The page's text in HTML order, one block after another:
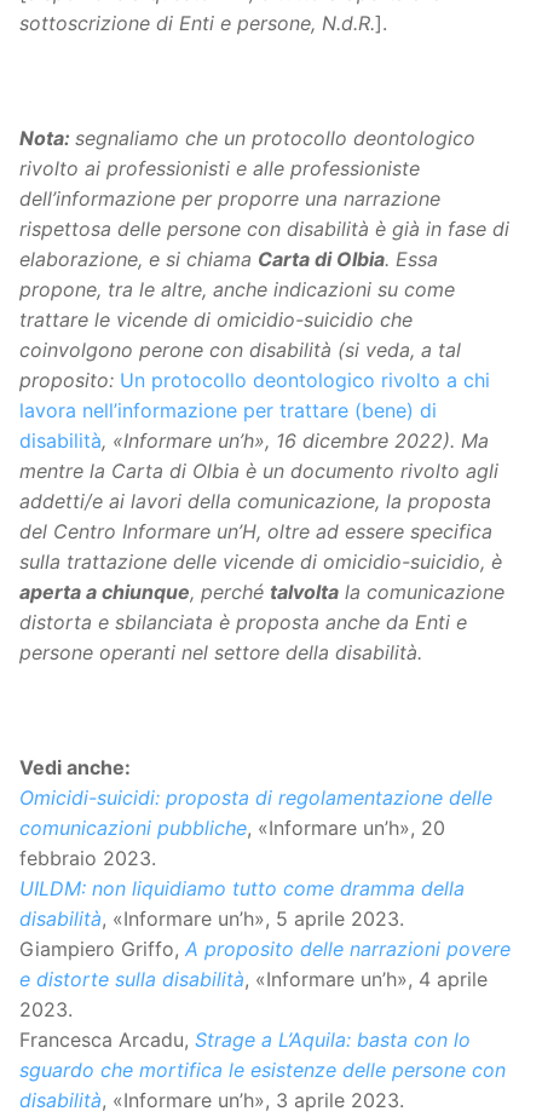
sottoscrizione di Enti e persone, N.d.R.].
Nota: segnaliamo che un protocollo deontologico
rivolto ai professionisti e alle professioniste
dell’informazione per proporre una narrazione
rispettosa delle persone con disabilità è già in fase di
elaborazione, e si chiama Carta di Olbia. Essa
propone, tra le altre, anche indicazioni su come
trattare le vicende di omicidio-suicidio che
coinvolgono perone con disabilità (si veda, a tal
proposito: Un protocollo deontologico rivolto a chi
lavora nell’informazione per trattare (bene) di
disabilità, «Informare un’h», 16 dicembre 2022). Ma
mentre la Carta di Olbia è un documento rivolto agli
addetti/e ai lavori della comunicazione, la proposta
del Centro Informare un’H, oltre ad essere specifica
sulla trattazione delle vicende di omicidio-suicidio, è
aperta a chiunque, perché talvolta la comunicazione
distorta e sbilanciata è proposta anche da Enti e
persone operanti nel settore della disabilità.
Vedi anche:
Omicidi-suicidi: proposta di regolamentazione delle
comunicazioni pubbliche, «Informare un’h», 20
febbraio 2023.
UILDM: non liquidiamo tutto come dramma della
disabilità, «Informare un’h», 5 aprile 2023.
Giampiero Griffo, A proposito delle narrazioni povere
e distorte sulla disabilità, «Informare un’h», 4 aprile
2023.
Francesca Arcadu, Strage a L’Aquila: basta con lo
sguardo che mortifica le esistenze delle persone con
disabilità, «Informare un’h», 3 aprile 2023.